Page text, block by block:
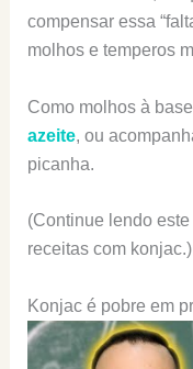
compensar essa
molhos e temperos
Como molhos à
azeite, ou
picanha.
(Continue lendo
receitas com konjac.)
Konjac é pobre em